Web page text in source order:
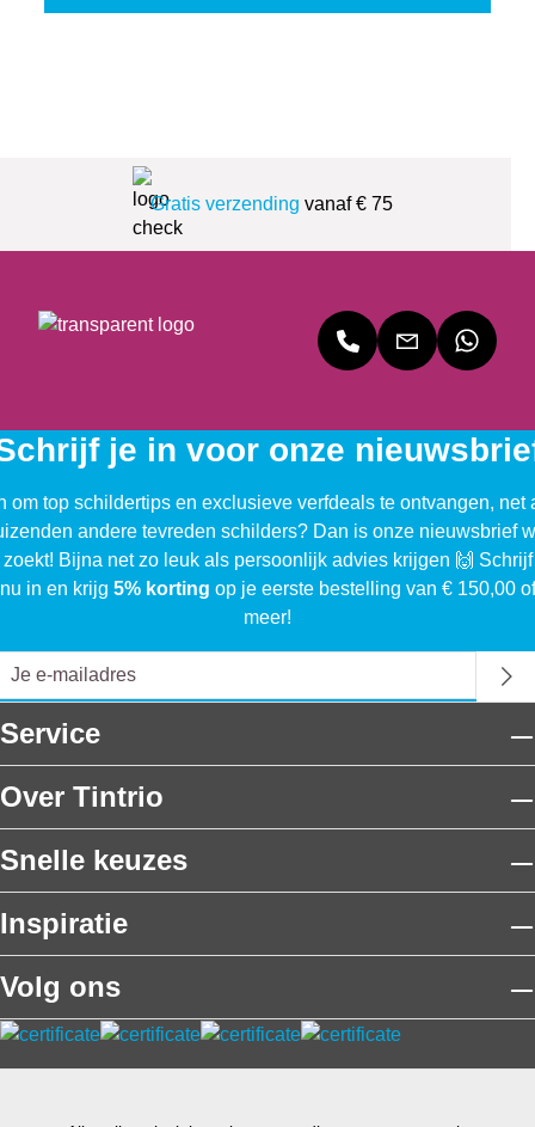
Gratis verzending vanaf € 75
je in voor onze
om top schildertips en exclusieve verfdeals te ontvangen, net
andere tevreden schilders? Dan is onze nieuwsbrief
Bijna net zo leuk als persoonlijk advies krijgen 🙌
nu in en krijg 5% korting op je eerste bestelling van € 150,00 of
meer!
Service
Over Tintrio
Snelle keuzes
Inspiratie
Volg ons